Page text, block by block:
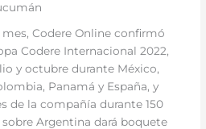
Codere Online confirmó
Codere Internacional 2022,
y octubre durante México,
Panamá y España, y
de la compañía durante 150
Argentina dará boquete